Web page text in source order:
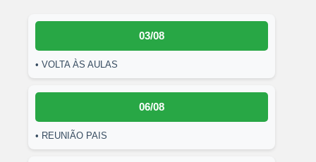
03/08
• VOLTA ÀS AULAS
06/08
• REUNIÃO PAIS